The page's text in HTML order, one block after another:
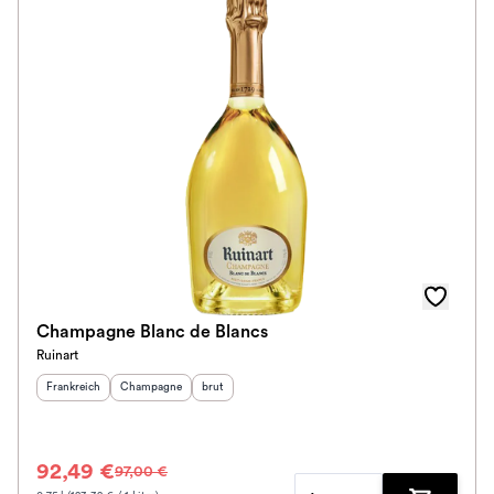
Champagne Blanc de Blancs
Ruinart
Herkunftsland
Frankreich Herkunftsregion :
Champagne Geschmack
brut
92,49 €97,00 €